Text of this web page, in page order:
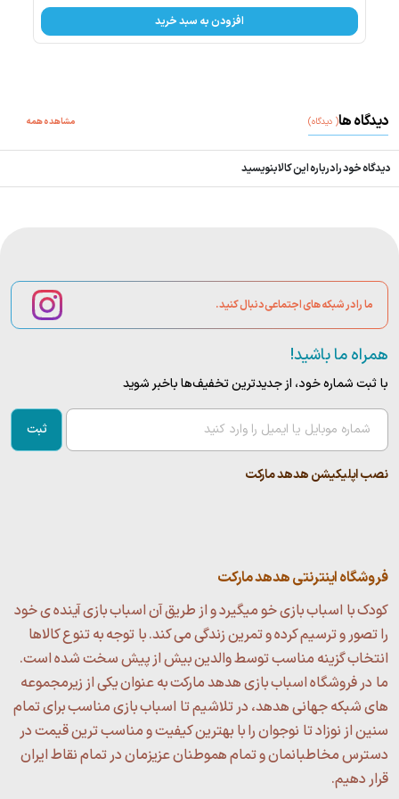
افزودن به سبد خرید
دیدگاه ها( دیدگاه) مشاهده همه
دیدگاه خود را درباره این کالا بنویسید
ما را در شبکه های اجتماعی دنبال کنید.
همراه ما باشید!
با ثبت شماره خود، از جدید‌ترین تخفیف‌ها با‌خبر شوید
ثبت
نصب اپلیکیشن هدهد مارکت
فروشگاه اینترنتی هدهد مارکت
کودک با اسباب بازی خو میگیرد و از طریق آن اسباب بازی آینده ی خود
را تصور و ترسیم کرده و تمرین زندگی می کند. با توجه به تنوع کالاها
انتخاب گزینه مناسب توسط والدین بیش از پیش سخت شده است.
ما در فروشگاه اسباب بازی هدهد مارکت به عنوان یکی از زیرمجموعه
های شبکه جهانی هدهد، در تلاشیم تا اسباب بازی مناسب برای تمام
سنین از نوزاد تا نوجوان را با بهترین کیفیت و مناسب ترین قیمت در
دسترس مخاطبانمان و تمام هموطنان عزیزمان در تمام نقاط ایران
قرار دهیم.